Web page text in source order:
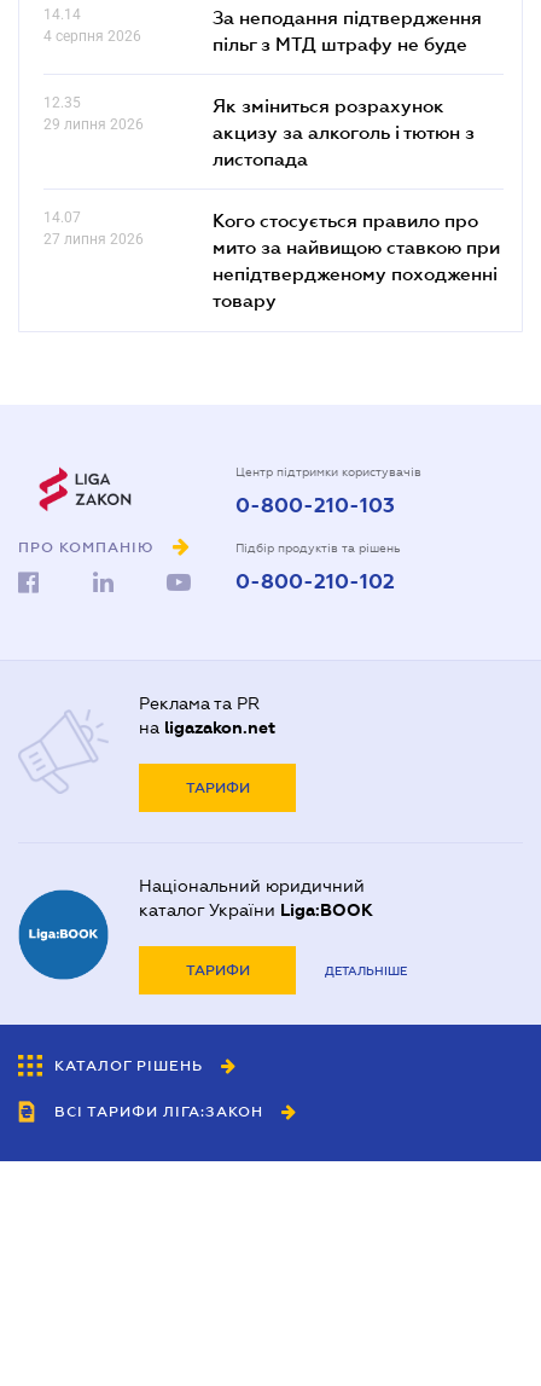
14.14
4 серпня 2026
За неподання підтвердження
пільг з МТД штрафу не буде
12.35
29 липня 2026
Як зміниться розрахунок
акцизу за алкоголь і тютюн з
листопада
14.07
27 липня 2026
Кого стосується правило про
мито за найвищою ставкою при
непідтвердженому походженні
товару
ПРО КОМПАНІЮ
Центр підтримки користувачів
0-800-210-103
Підбір продуктів та рішень
0-800-210-102
Реклама та PR
на ligazakon.net
ТАРИФИ
Національний юридичний
каталог України Liga:BOOK
ТАРИФИ ДЕТАЛЬНІШЕ
КАТАЛОГ РІШЕНЬ
ВСІ ТАРИФИ ЛІГА:ЗАКОН